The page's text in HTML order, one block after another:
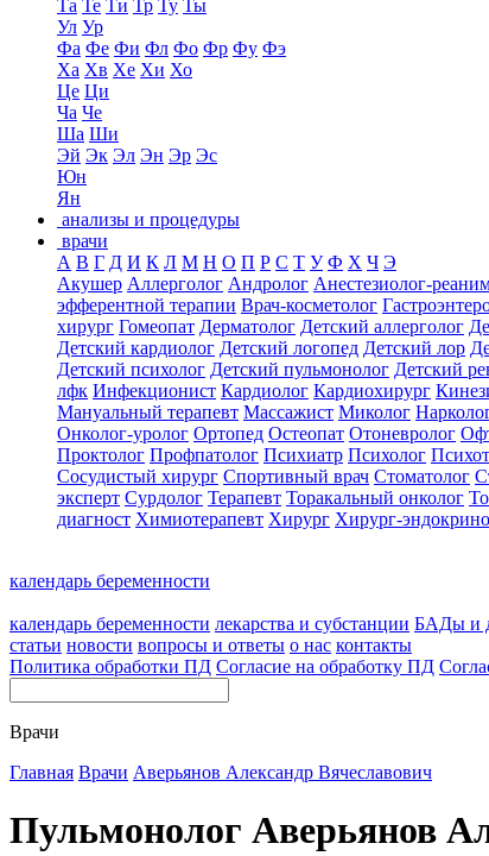
Та Те Ти Тр Ту Ты
Ул Ур
Фа Фе Фи Фл Фо Фр Фу Фэ
Ха Хв Хе Хи Хо
Це Ци
Ча Че
Ша Ши
Эй Эк Эл Эн Эр Эс
Юн
Ян
анализы и процедуры
врачи
А В Г Д И К Л М Н О П Р С Т У Ф Х Ч Э
Акушер Аллерголог Андролог Анестезиолог-
эфферентной терапии Врач-косметолог
хирург Гомеопат Дерматолог Детский аллерголог
Детский кардиолог Детский логопед Детский лор
Детский психолог Детский пульмонолог Детский
лфк Инфекционист Кардиолог Кардиохирург
Мануальный терапевт Массажист Миколог
Онколог-уролог Ортопед Остеопат Отоневролог
Проктолог Профпатолог Психиатр Психолог
Сосудистый хирург Спортивный врач Стоматолог
эксперт Сурдолог Терапевт Торакальный онколог
диагност Химиотерапевт Хирург Хирург-
календарь беременности
календарь беременности лекарства и субстанции БАДы и
статьи новости вопросы и ответы о нас контакты
Политика обработки ПД Согласие на обработку ПД
Врачи
Главная Врачи Аверьянов Александр Вячеславович
Пульмонолог Аверьянов